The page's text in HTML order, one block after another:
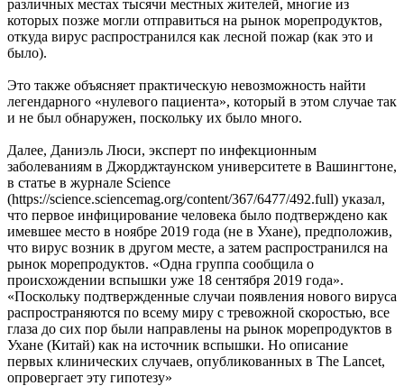
различных местах тысячи местных жителей, многие из
которых позже могли отправиться на рынок морепродуктов,
откуда вирус распространился как лесной пожар (как это и
было).
Это также объясняет практическую невозможность найти
легендарного «нулевого пациента», который в этом случае так
и не был обнаружен, поскольку их было много.
Далее, Даниэль Люси, эксперт по инфекционным
заболеваниям в Джорджтаунском университете в Вашингтоне,
в статье в журнале Science
(https://science.sciencemag.org/content/367/6477/492.full) указал,
что первое инфицирование человека было подтверждено как
имевшее место в ноябре 2019 года (не в Ухане), предположив,
что вирус возник в другом месте, а затем распространился на
рынок морепродуктов. «Одна группа сообщила о
происхождении вспышки уже 18 сентября 2019 года».
«Поскольку подтвержденные случаи появления нового вируса
распространяются по всему миру с тревожной скоростью, все
глаза до сих пор были направлены на рынок морепродуктов в
Ухане (Китай) как на источник вспышки. Но описание
первых клинических случаев, опубликованных в The Lancet,
опровергает эту гипотезу»